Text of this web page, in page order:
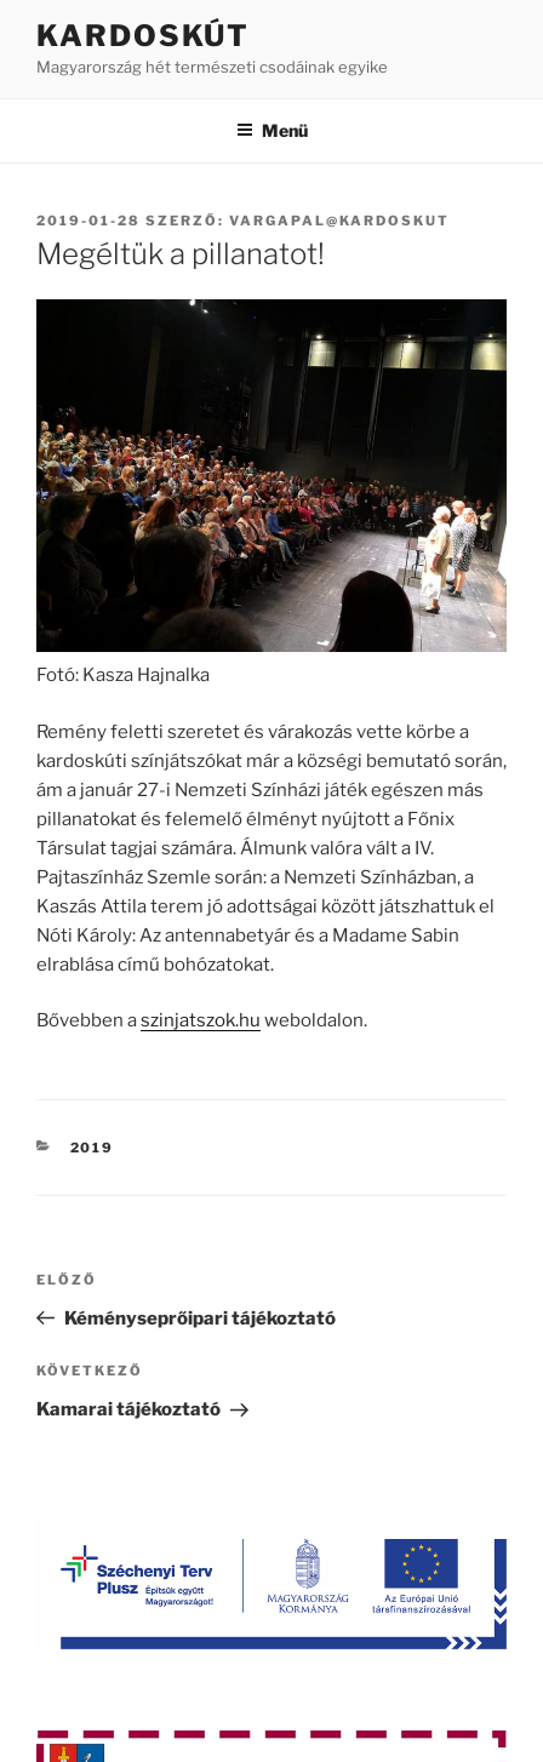
KARDOSKÚT
Magyarország hét természeti csodáinak egyike
Menü
BEKÜLDVE:
2019-01-28 SZERZŐ: VARGAPAL@KARDOSKUT
Megéltük a pillanatot!
Fotó: Kasza Hajnalka
Remény feletti szeretet és várakozás vette körbe a
kardoskúti színjátszókat már a községi bemutató során,
ám a január 27-i Nemzeti Színházi játék egészen más
pillanatokat és felemelő élményt nyújtott a Főnix
Társulat tagjai számára. Álmunk valóra vált a IV.
Pajtaszínház Szemle során: a Nemzeti Színházban, a
Kaszás Attila terem jó adottságai között játszhattuk el
Nóti Károly: Az antennabetyár és a Madame Sabin
elrablása című bohózatokat.
Bővebben aszinjatszok.hu weboldalon.
KATEGÓRIÁK
2019
Bejegyzés
Korábbi
bejegyzés
ELŐZŐ
Kéményseprőipari tájékoztató
Következő
bejegyzés
KÖVETKEZŐ
Kamarai tájékoztató